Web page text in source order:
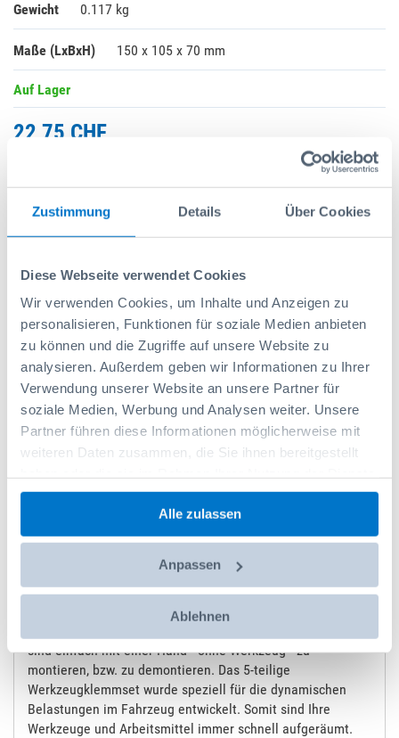
Zustimmung Details Über Cookies
Diese Webseite verwendet Cookies
Wir verwenden Cookies, um Inhalte und Anzeigen zu
personalisieren, Funktionen für soziale Medien anbieten
zu können und die Zugriffe auf unsere Website zu
analysieren. Außerdem geben wir Informationen zu Ihrer
Verwendung unserer Website an unsere Partner für
soziale Medien, Werbung und Analysen weiter. Unsere
Partner führen diese Informationen möglicherweise mit
weiteren Daten zusammen, die Sie ihnen bereitgestellt
gesammelt haben.
Alle zulassen
Anpassen
Ablehnen
Gewicht 0.117 kg
Maße (LxBxH) 150 x 105 x 70 mm
Auf Lager
22,75 CHF
- +
In den Warenkorb
Auf die Wunschliste
Social Media
Kunststoff sind exakt auf die neuen Langlöcher der
Aluminium Seitenwand der Fahrzeugeinrichtung hin
konzipiert. Sie klemmen selbstständig in den
sind einfach mit einer Hand - ohne Werkzeug - zu
montieren, bzw. zu demontieren. Das 5-teilige
Werkzeugklemmset wurde speziell für die dynamischen
Belastungen im Fahrzeug entwickelt. Somit sind Ihre
Werkzeuge und Arbeitsmittel immer schnell aufgeräumt.